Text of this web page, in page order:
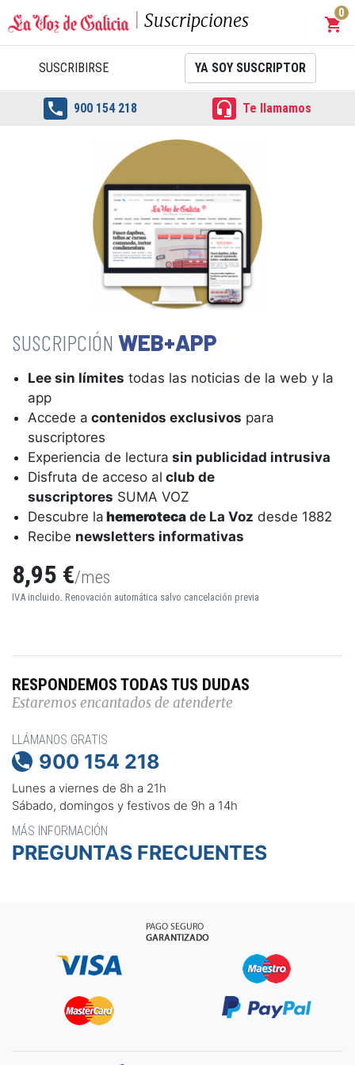
Suscripciones shopping_cart
0
SUSCRIBIRSE YA SOY SUSCRIPTOR
 900 154 218  Te llamamos
WEB+APP
Lee sin límites todas las noticias de la web y la
app
Accede a contenidos exclusivos para
suscriptores
Experiencia de lectura sin publicidad intrusiva
Disfruta de acceso al club de
suscriptores SUMA VOZ
Descubre la hemeroteca de La Voz desde 1882
Recibe newsletters informativas
8,95 €/mes
IVA incluido. Renovación automática salvo cancelación previa
RESPONDEMOS TODAS TUS DUDAS
Estaremos encantados de atenderte
LLÁMANOS GRATIS
 900 154 218
Lunes a viernes de 8h a 21h
Sábado, domingos y festivos de 9h a 14h
MÁS INFORMACIÓN
PREGUNTAS FRECUENTES